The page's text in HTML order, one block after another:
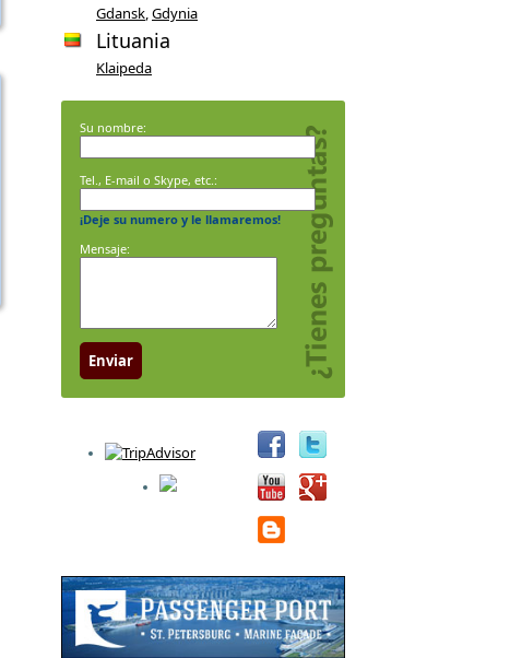
Gdansk Gdynia
Lituania
Klaipeda
Su nombre:
Tel., E-mail o Skype, etc.:
¡Deje su numero y le llamaremos!
Mensaje:
Enviar